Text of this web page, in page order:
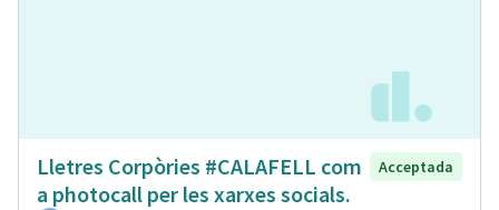
Lletres Corpòries #CALAFELL com
a photocall per les xarxes socials.
Acceptada